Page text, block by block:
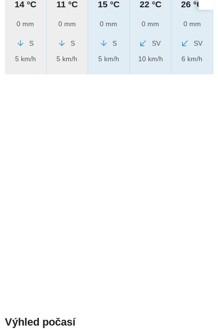
14 °C
0 mm
S
5 km/h
11 °C
0 mm
S
5 km/h
15 °C
0 mm
S
5 km/h
22 °C
0 mm
SV
10 km/h
26 °C
0 mm
SV
6 km/h
Výhled počasí